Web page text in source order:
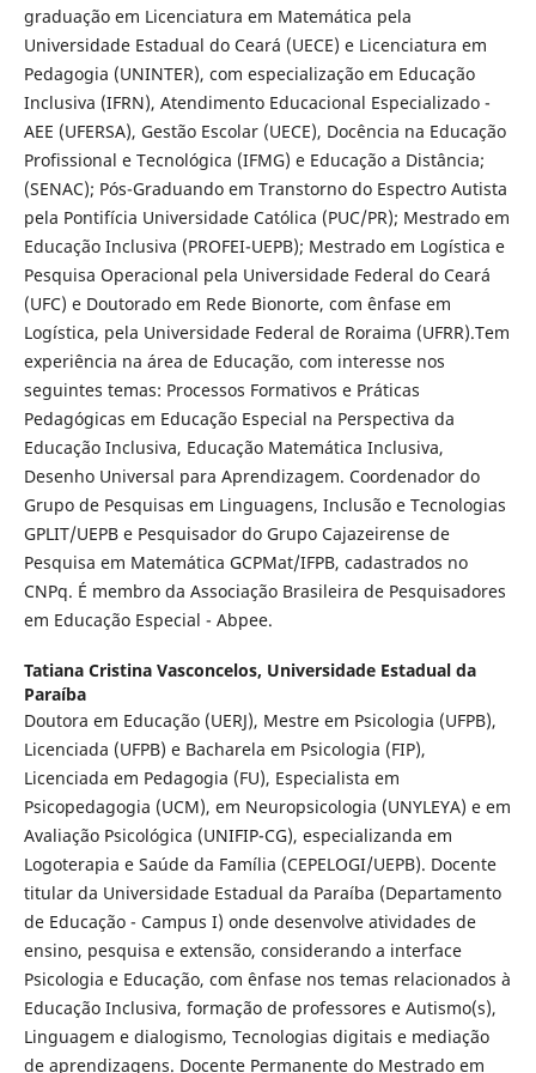
graduação em Licenciatura em Matemática pela
Universidade Estadual do Ceará (UECE) e Licenciatura em
Pedagogia (UNINTER), com especialização em Educação
Inclusiva (IFRN), Atendimento Educacional Especializado -
AEE (UFERSA), Gestão Escolar (UECE), Docência na Educação
Profissional e Tecnológica (IFMG) e Educação a Distância;
(SENAC); Pós-Graduando em Transtorno do Espectro Autista
pela Pontifícia Universidade Católica (PUC/PR); Mestrado em
Educação Inclusiva (PROFEI-UEPB); Mestrado em Logística e
Pesquisa Operacional pela Universidade Federal do Ceará
(UFC) e Doutorado em Rede Bionorte, com ênfase em
Logística, pela Universidade Federal de Roraima (UFRR).Tem
experiência na área de Educação, com interesse nos
seguintes temas: Processos Formativos e Práticas
Pedagógicas em Educação Especial na Perspectiva da
Educação Inclusiva, Educação Matemática Inclusiva,
Desenho Universal para Aprendizagem. Coordenador do
Grupo de Pesquisas em Linguagens, Inclusão e Tecnologias
GPLIT/UEPB e Pesquisador do Grupo Cajazeirense de
Pesquisa em Matemática GCPMat/IFPB, cadastrados no
CNPq. É membro da Associação Brasileira de Pesquisadores
em Educação Especial - Abpee.
Tatiana Cristina Vasconcelos, Universidade Estadual da
Paraíba
Doutora em Educação (UERJ), Mestre em Psicologia (UFPB),
Licenciada (UFPB) e Bacharela em Psicologia (FIP),
Licenciada em Pedagogia (FU), Especialista em
Psicopedagogia (UCM), em Neuropsicologia (UNYLEYA) e em
Avaliação Psicológica (UNIFIP-CG), especializanda em
Logoterapia e Saúde da Família (CEPELOGI/UEPB). Docente
titular da Universidade Estadual da Paraíba (Departamento
de Educação - Campus I) onde desenvolve atividades de
ensino, pesquisa e extensão, considerando a interface
Psicologia e Educação, com ênfase nos temas relacionados à
Educação Inclusiva, formação de professores e Autismo(s),
Linguagem e dialogismo, Tecnologias digitais e mediação
de aprendizagens. Docente Permanente do Mestrado em